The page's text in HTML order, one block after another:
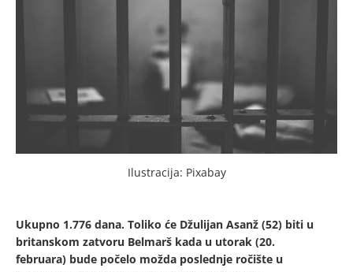
Ilustracija: Pixabay
Ukupno 1.776 dana. Toliko će Džulijan Asanž (52) biti u
britanskom zatvoru Belmarš kada u utorak (20.
februara) bude počelo možda poslednje ročište u